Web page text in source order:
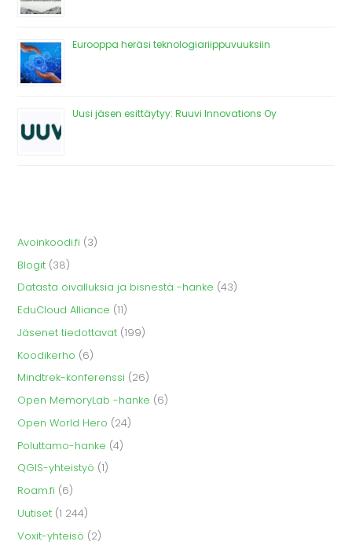
Eurooppa heräsi teknologiariippuvuuksiin
Uusi jäsen esittäytyy: Ruuvi Innovations Oy
Avoinkoodi.fi (3)
Blogit (38)
Datasta oivalluksia ja bisnestä -hanke (43)
EduCloud Alliance (11)
Jäsenet tiedottavat (199)
Koodikerho (6)
Mindtrek-konferenssi (26)
Open MemoryLab -hanke (6)
Open World Hero (24)
Poluttamo-hanke (4)
QGIS-yhteistyö (1)
Roam.fi (6)
Uutiset (1 244)
Voxit-yhteisö (2)